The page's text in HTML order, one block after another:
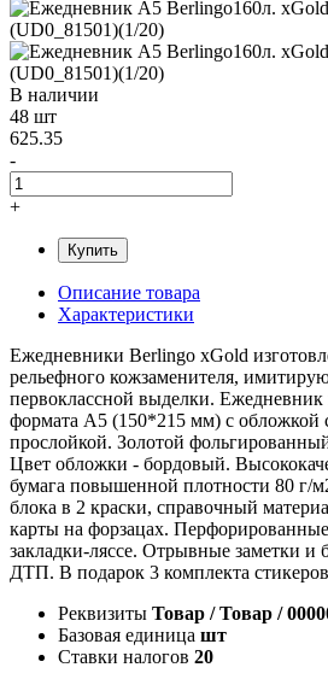
В наличии
48 шт
625.35
-
+
Купить
Описание товара
Характеристики
Ежедневники Berlingo xGold
рельефного кожзаменителя,
первоклассной выделки.
формата A5 (150*215 мм) с обложкой
прослойкой. Золотой
Цвет обложки - бордовый.
бумага повышенной плотности 80 г/
блока в 2 краски, справочный
карты на форзацах.
закладки-ляссе. Отрывные заметки и
ДТП. В подарок 3 комплекта
Реквизиты Товар / Товар /
Базовая единица шт
Ставки налогов 20